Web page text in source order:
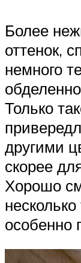
Более
оттенок,
немного
Только
другими
скорее
Хорошо
особенно